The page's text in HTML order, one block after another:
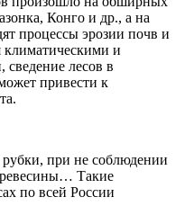
Конго и др., а на
процессы эрозии почв и
климатическими и
сведение лесов в
привести к
рубки, при не соблюдении
Такие
по всей России